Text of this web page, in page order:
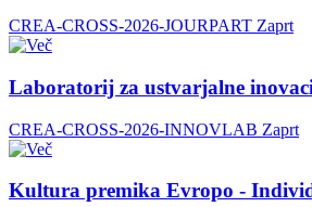
CREA-CROSS-2026-JOURPART Zaprt
Laboratorij za ustvarjalne
CREA-CROSS-2026-INNOVLAB Zaprt
Kultura premika Evropo -